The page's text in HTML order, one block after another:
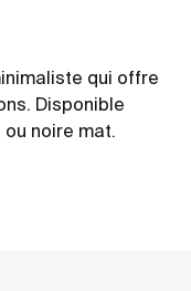
qui offre
Disponible
noire mat.